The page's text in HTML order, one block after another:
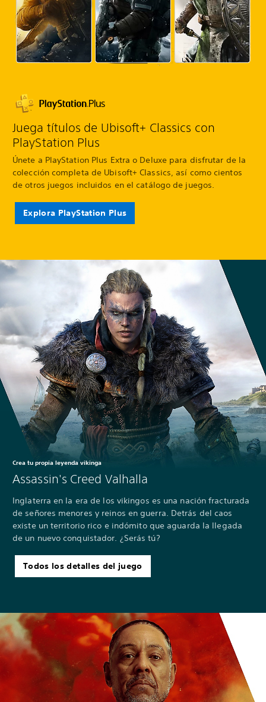
Juega títulos de Ubisoft+ Classics con
PlayStation Plus
Únete a PlayStation Plus Extra o Deluxe para disfrutar de la
colección completa de Ubisoft+ Classics, así como cientos
de otros juegos incluidos en el catálogo de juegos.
Explora PlayStation Plus
Crea tu propia leyenda vikinga
Assassin's Creed Valhalla
Inglaterra en la era de los vikingos es una nación fracturada
de señores menores y reinos en guerra. Detrás del caos
existe un territorio rico e indómito que aguarda la llegada
de un nuevo conquistador. ¿Serás tú?
Todos los detalles del juego